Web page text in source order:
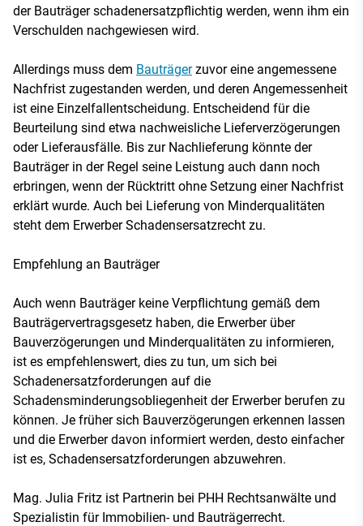
der Bauträger schadenersatzpflichtig werden, wenn ihm ein
Verschulden nachgewiesen wird.
Allerdings muss dem Bauträgerzuvor eine angemessene
Nachfrist zugestanden werden, und deren Angemessenheit
ist eine Einzelfallentscheidung. Entscheidend für die
Beurteilung sind etwa nachweisliche Lieferverzögerungen
oder Lieferausfälle. Bis zur Nachlieferung könnte der
Bauträger in der Regel seine Leistung auch dann noch
erbringen, wenn der Rücktritt ohne Setzung einer Nachfrist
erklärt wurde. Auch bei Lieferung von Minderqualitäten
steht dem Erwerber Schadensersatzrecht zu.
Empfehlung an Bauträger
Auch wenn Bauträger keine Verpflichtung gemäß dem
Bauträgervertragsgesetz haben, die Erwerber über
Bauverzögerungen und Minderqualitäten zu informieren,
ist es empfehlenswert, dies zu tun, um sich bei
Schadenersatzforderungen auf die
Schadensminderungsobliegenheit der Erwerber berufen zu
können. Je früher sich Bauverzögerungen erkennen lassen
und die Erwerber davon informiert werden, desto einfacher
ist es, Schadensersatzforderungen abzuwehren.
Mag. Julia Fritz ist Partnerin bei PHH Rechtsanwälte und
Spezialistin für Immobilien- und Bauträgerrecht.